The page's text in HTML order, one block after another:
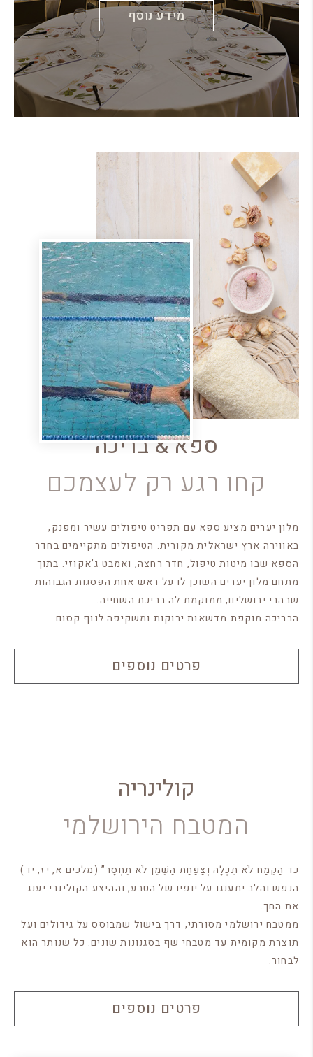
מידע נוסף
ספא & בריכה
קחו רגע רק לעצמכם
מלון יערים מציע ספא עם תפריט טיפולים עשיר ומפנק,
באווירה ארץ ישראלית מקורית. הטיפולים מתקיימים בחדר
הספא שבו מיטות טיפול, חדר רחצה, ואמבט ג’אקוזי. בתוך
מתחם מלון יערים השוכן לו על ראש אחת הפסגות הגבוהות
שבהרי ירושלים, ממוקמת לה בריכת השחייה.
הבריכה מוקפת מדשאות ירוקות ומשקיפה לנוף קסום.
פרטים נוספים
קולינריה
המטבח הירושלמי
כד הַקֶּמַח לֹא תִכְלָה וְצַפַּחַת הַשֶּׁמֶן לֹא תֶחְסָר” (מלכים א, יז, יד)
הנפש והלב יתענגו על יופיו של הטבע, וההיצע הקולינרי יענג
את החך.
ממטבח ירושלמי מסורתי, דרך בישול שמבוסס על גידולים ועל
תוצרת מקומית עד מטבחי שף בסגנונות שונים. כל שנותר הוא
לבחור.
פרטים נוספים